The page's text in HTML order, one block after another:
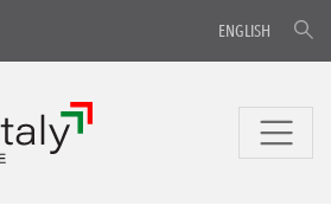
ENGLISH